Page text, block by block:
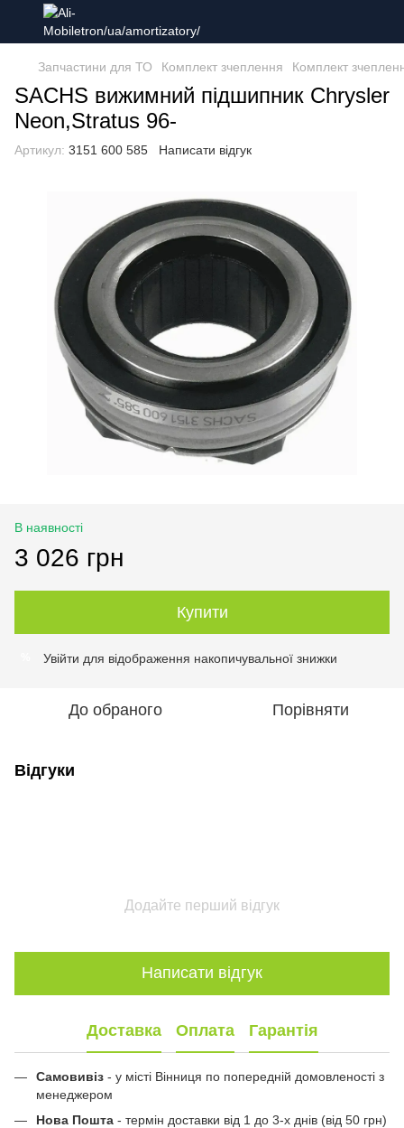
Запчастини для ТО Комплект зчеплення Комплект
SACHS вижимний підшипник Chrysler
Neon,Stratus 96-
Артикул: 3151 600 585 Написати відгук
В наявності
3 026 грн
Купити
Увійти для відображення накопичувальної знижки
До обраного Порівняти
Відгуки
Додайте перший відгук
Написати відгук
Доставка Оплата Гарантія
Самовивіз - у місті Вінниця по попередній домовленості з
менеджером
Нова Пошта - термін доставки від 1 до 3-х днів (від 50 грн)